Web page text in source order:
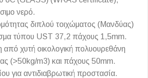
νερό.
διπλού τοιχώματος (Μανδύας)
τύπου UST 37,2 πάχους 1,5mm.
από χυτή οικολογική πολυουρεθάνη
(>50kg/m3) και πάχους 50mm.
για αντιδιαβρωτική προστασία.